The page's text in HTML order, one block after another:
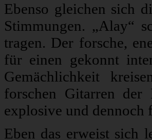
Ebenso gleichen sich
Stimmungen. „Alay“
tragen. Der forsche,
für einen gekonnt
Gemächlichkeit
forschen Gitarren
explosive und dennoch
Eben das erweist sich